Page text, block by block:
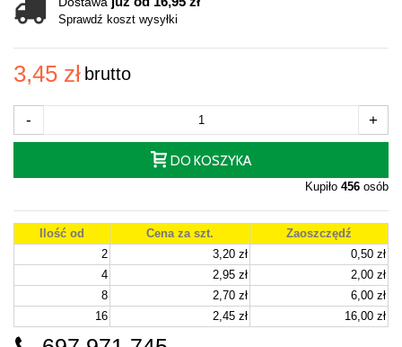
Sprawdź koszt wysyłki
3,45 zł brutto
- +
DO KOSZYKA
Kupiło 456 osób
Ilość od Cena za szt.
Zaoszczędź
2
3,20 zł
0,50 zł
4
2,95 zł
2,00 zł
8
2,70 zł
6,00 zł
16
2,45 zł 16,00 zł